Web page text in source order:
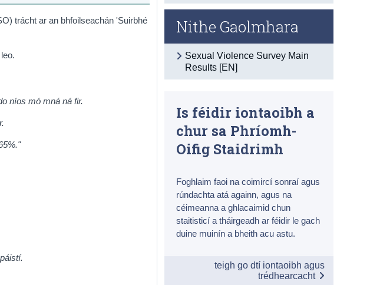
trácht ar an bhfoilseachán 'Suirbhé
níos mó mná ná fir.
Nithe Gaolmhara
Sexual Violence Survey Main
Results [EN]
Is féidir iontaoibh a
chur sa Phríomh-
Oifig Staidrimh
Foghlaim faoi na coimircí sonraí agus
rúndachta atá againn, agus na
céimeanna a ghlacaimid chun
staitisticí a tháirgeadh ar féidir le gach
duine muinín a bheith acu astu.
teigh go dtí iontaoibh agus
trédhearcacht